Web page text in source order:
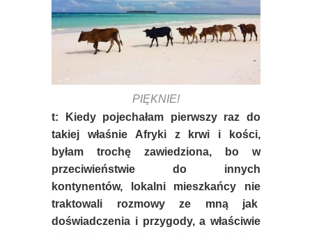
PIĘKNIE!
t: Kiedy pojechałam pierwszy raz do
takiej właśnie Afryki z krwi i kości,
byłam trochę zawiedziona, bo w
przeciwieństwie do innych
kontynentów, lokalni mieszkańcy nie
traktowali rozmowy ze mną jak
doświadczenia i przygody, a właściwie